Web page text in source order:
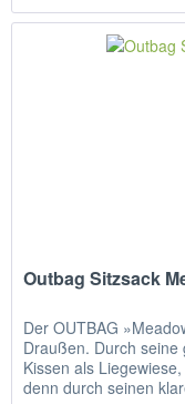
Outbag Sitzsack
Der OUTBAG
Draußen. Durch
Kissen als
denn durch seinen